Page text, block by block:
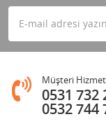
Müşteri
0531 732
0532 744